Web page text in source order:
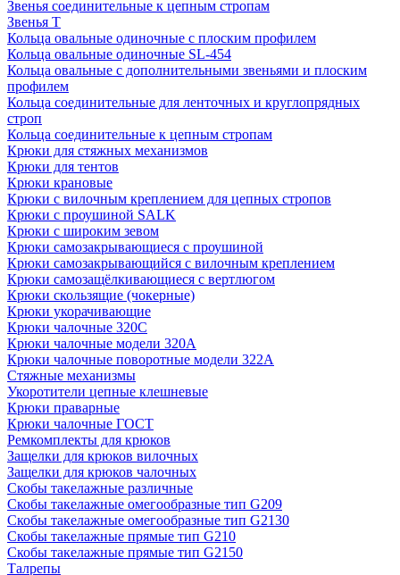
Звенья соединительные к цепным стропам
Звенья Т
Кольца овальные одиночные c плоским профилем
Кольца овальные одиночные SL-454
Кольца овальные с дополнительными звеньями и плоским
профилем
Кольца соединительные для ленточных и круглопрядных
строп
Кольца соединительные к цепным стропам
Крюки для стяжных механизмов
Крюки для тентов
Крюки крановые
Крюки с вилочным креплением для цепных стропов
Крюки с проушиной SALK
Крюки с широким зевом
Крюки самозакрывающиеся с проушиной
Крюки самозакрывающийся с вилочным креплением
Крюки самозащёлкивающиеся с вертлюгом
Крюки скользящие (чокерные)
Крюки укорачивающие
Крюки чалочные 320C
Крюки чалочные модели 320А
Крюки чалочные поворотные модели 322А
Стяжные механизмы
Укоротители цепные клешневые
Крюки праварные
Крюки чалочные ГОСТ
Ремкомплекты для крюков
Защелки для крюков вилочных
Защелки для крюков чалочных
Скобы такелажные различные
Скобы такелажные омегообразные тип G209
Скобы такелажные омегообразные тип G2130
Скобы такелажные прямые тип G210
Скобы такелажные прямые тип G2150
Талрепы